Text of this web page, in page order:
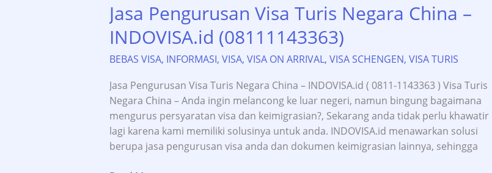
Jasa Pengurusan Visa Turis Negara China –
INDOVISA.id (08111143363)
BEBAS VISA, INFORMASI, VISA, VISA ON ARRIVAL, VISA SCHENGEN, VISA TURIS
Jasa Pengurusan Visa Turis Negara China – INDOVISA.id ( 0811-1143363 ) Visa Turis
Negara China – Anda ingin melancong ke luar negeri, namun bingung bagaimana
mengurus persyaratan visa dan keimigrasian?, Sekarang anda tidak perlu khawatir
lagi karena kami memiliki solusinya untuk anda. INDOVISA.id menawarkan solusi
berupa jasa pengurusan visa anda dan dokumen keimigrasian lainnya, sehingga